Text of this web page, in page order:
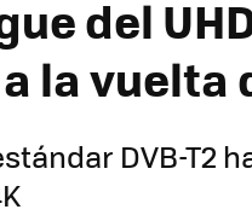
del
la vuelta
DVB-T2